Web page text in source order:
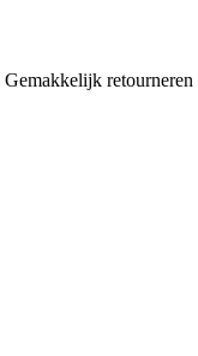
Gemakkelijk retourneren